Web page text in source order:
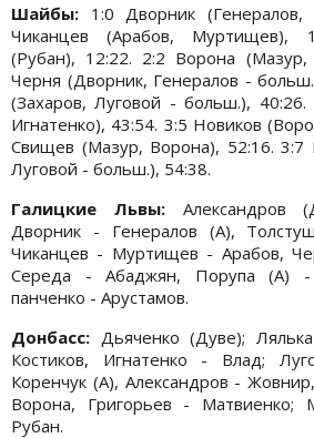
Шайбы: 1:0 Дворник
Чиканцев (Арабов, Муртищев),
(Рубан), 12:22. 2:2 Ворона
Черня (Дворник, Генералов -
(Захаров, Луговой - больш.), 40:26.
Игнатенко), 43:54. 3:5 Новиков
Свищев (Мазур, Ворона), 52:16. 3:7
Луговой - больш.), 54:38.
Галицкие Львы:Александров
Дворник - Генералов (А),
Чиканцев - Муртищев - Арабов,
Середа - Абаджян, Порупа (А) -
панченко - Арустамов.
Донбасс: Дьяченко (Дуве);
Костиков, Игнатенко - Влад;
Коренчук (А), Александров -
Ворона, Григорьев -
Рубан.